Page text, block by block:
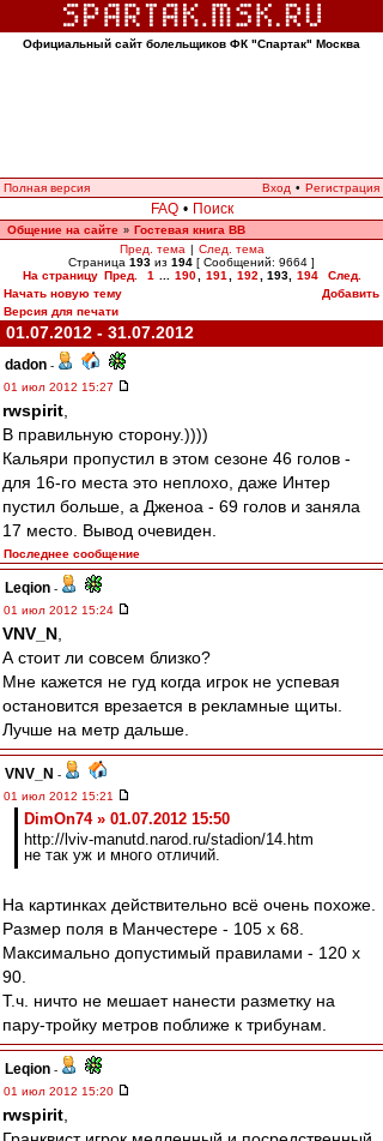
Официальный сайт болельщиков ФК "Спартак" Москва
Полная версия Вход • Регистрация
FAQ • Поиск
Общение на сайте » Гостевая книга ВВ
Пред. тема | След. тема
Страница 193 из 194 [ Сообщений: 9664 ]
На страницу Пред. 1 190 191 192 193, 194
След.
Начать новую тему
Добавить
Версия для печати
01.07.2012 - 31.07.2012
dadon -
01 июл 2012 15:27
rwspirit
В правильную сторону.))))
Кальяри пропустил в этом сезоне 46 голов -
для 16-го места это неплохо, даже Интер
пустил больше, а Дженоа - 69 голов и заняла
17 место. Вывод очевиден.
Последнее сообщение
Leqion -
01 июл 2012 15:24
VNV_N
А стоит ли совсем близко?
Мне кажется не гуд когда игрок не успевая
остановится врезается в рекламные щиты.
Лучше на метр дальше.
VNV_N -
01 июл 2012 15:21
DimOn74 » 01.07.2012 15:50
http://lviv-manutd.narod.ru/stadion/14.htm
не так уж и много отличий.
На картинках действительно всё очень похоже.
Размер поля в Манчестере - 105 x 68.
Максимально допустимый правилами - 120 х
90.
Т.ч. ничто не мешает нанести разметку на
пару-тройку метров поближе к трибунам.
Leqion -
01 июл 2012 15:20
rwspirit